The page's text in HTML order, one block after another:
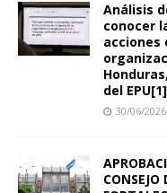
Análisis
conocer
acciones
del EPU[1]
30/06/2026
CONSEJO